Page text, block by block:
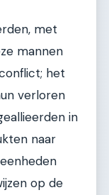
met
mannen
het
verloren
in
naar
op de